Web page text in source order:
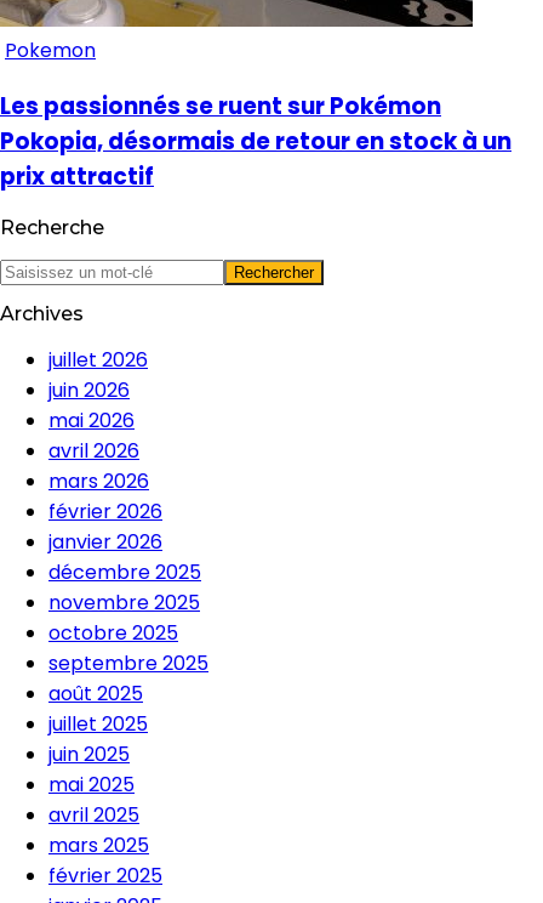
Pokemon
Les passionnés se ruent sur Pokémon
Pokopia, désormais de retour en stock à un
prix attractif
Recherche
Archives
juillet 2026
juin 2026
mai 2026
avril 2026
mars 2026
février 2026
janvier 2026
décembre 2025
novembre 2025
octobre 2025
septembre 2025
août 2025
juillet 2025
juin 2025
mai 2025
avril 2025
mars 2025
février 2025